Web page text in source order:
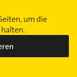
um die